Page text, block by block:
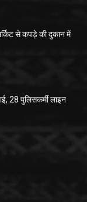
से कपड़े की दुकान में
28 पुलिसकर्मी लाइन